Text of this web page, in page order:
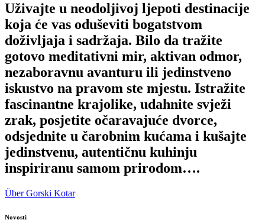
Uživajte u neodoljivoj ljepoti destinacije
koja će vas oduševiti bogatstvom
doživljaja i sadržaja. Bilo da tražite
gotovo meditativni mir, aktivan odmor,
nezaboravnu avanturu ili jedinstveno
iskustvo na pravom ste mjestu. Istražite
fascinantne krajolike, udahnite svježi
zrak, posjetite očaravajuće dvorce,
odsjednite u čarobnim kućama i kušajte
jedinstvenu, autentičnu kuhinju
inspiriranu samom prirodom….
Über Gorski Kotar
Novosti